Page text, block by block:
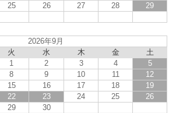
25 26 27 28
29
2026年9月
火 水 木 金
土
1
2 3 4
5
8 9 10 11
12
15 16 17 18
19
22 23 24 25
26
29 30